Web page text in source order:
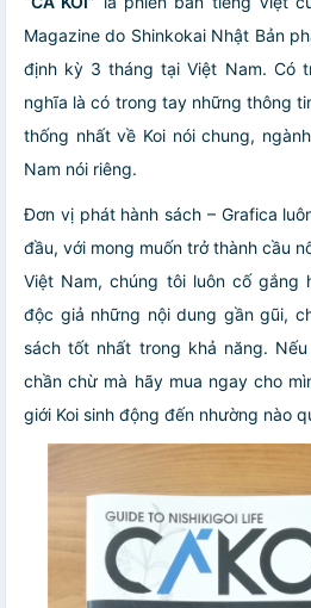
Magazine do Shinkokai Nhật Bản
định kỳ 3 tháng tại Việt Nam. Có
nghĩa là có trong tay những thông
thống nhất về Koi nói chung,
Nam nói riêng.
Đơn vị phát hành sách – Grafica
đầu, với mong muốn trở thành cầu
Việt Nam, chúng tôi luôn cố gắng
độc giả những nội dung gần gũi,
sách tốt nhất trong khả năng.
chần chừ mà hãy mua ngay cho
giới Koi sinh động đến nhường nào